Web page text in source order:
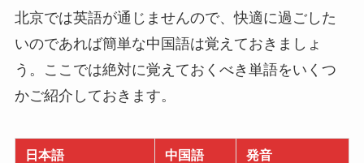
北京では英語が通じませんので、快適に過ごした
いのであれば簡単な中国語は覚えておきましょ
う。ここでは絶対に覚えておくべき単語をいくつ
かご紹介しておきます。
日本語 中国語 発音